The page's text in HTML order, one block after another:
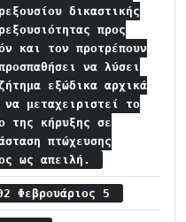
δικαστικής
προς
και τον προτρέπουν
να λύσει
εξώδικα αρχικά
να μεταχειριστεί το
της κήρυξης σε
πτώχευσης
ως απειλή.
Φεβρουάριος 5